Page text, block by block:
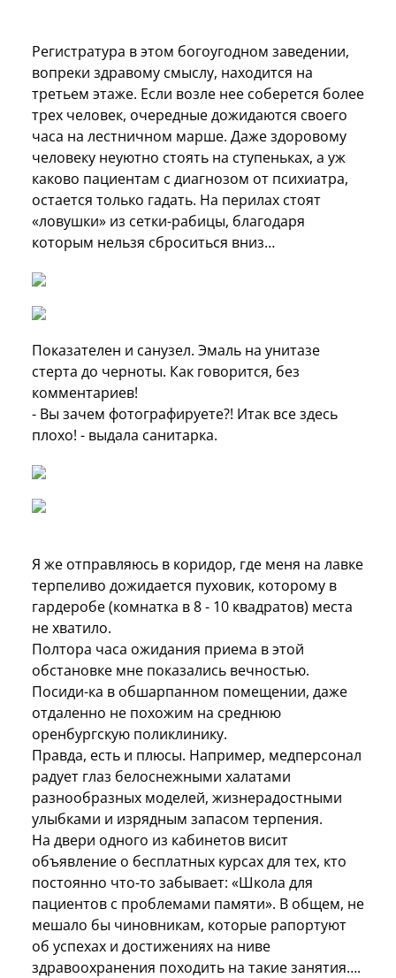
Регистратура в этом богоугодном заведении,
вопреки здравому смыслу, находится на
третьем этаже. Если возле нее соберется более
трех человек, очередные дожидаются своего
часа на лестничном марше. Даже здоровому
человеку неуютно стоять на ступеньках, а уж
каково пациентам с диагнозом от психиатра,
остается только гадать. На перилах стоят
«ловушки» из сетки-рабицы, благодаря
которым нельзя сброситься вниз…
Показателен и санузел. Эмаль на унитазе
стерта до черноты. Как говорится, без
комментариев!
- Вы зачем фотографируете?! Итак все здесь
плохо! - выдала санитарка.
Я же отправляюсь в коридор, где меня на лавке
терпеливо дожидается пуховик, которому в
гардеробе (комнатка в 8 - 10 квадратов) места
не хватило.
Полтора часа ожидания приема в этой
обстановке мне показались вечностью.
Посиди-ка в обшарпанном помещении, даже
отдаленно не похожим на среднюю
оренбургскую поликлинику.
Правда, есть и плюсы. Например, медперсонал
радует глаз белоснежными халатами
разнообразных моделей, жизнерадостными
улыбками и изрядным запасом терпения.
На двери одного из кабинетов висит
объявление о бесплатных курсах для тех, кто
постоянно что-то забывает: «Школа для
пациентов с проблемами памяти». В общем, не
мешало бы чиновникам, которые рапортуют
об успехах и достижениях на ниве
здравоохранения походить на такие занятия….